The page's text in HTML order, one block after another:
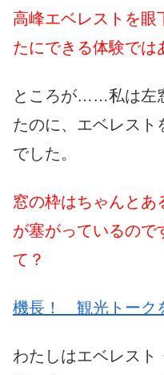
高峰エベレストを眼
たにできる体験では
ところが……私は左
たのに、エベレスト
でした。
窓の枠はちゃんとあ
が塞がっているの
て？
機長！ 観光トーク
わたしはエベレスト